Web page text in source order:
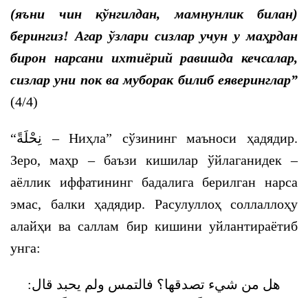
(яъни чин кўнгилдан, мамнунлик билан)
берингиз! Агар ўзлари сизлар учун у маҳрдан
бирон нарсани ихтиёрий равишда кечсалар,
сизлар уни пок ва муборак билиб еяверинглар”
(4/4)
“نِحْلَةً – Ниҳла” сўзининг маъноси ҳадядир.
Зеро, маҳр – баъзи кишилар ўйлаганидек –
аёллик иффатининг бадалига берилган нарса
эмас, балки ҳадядир. Расулуллоҳ соллаллоҳу
алайҳи ва саллам бир кишини уйлантираётиб
унга:
هل من شيء تصدقها؟ فالتمس ولم يحبد قال: